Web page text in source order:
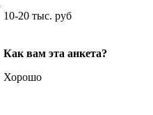
10-20 тыс. руб
Как вам эта анкета?
Хорошо